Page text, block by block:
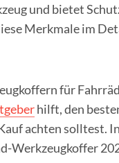
und bietet
Merkmale im
für
hilft, den
achten solltest.
Werkzeugkoffer